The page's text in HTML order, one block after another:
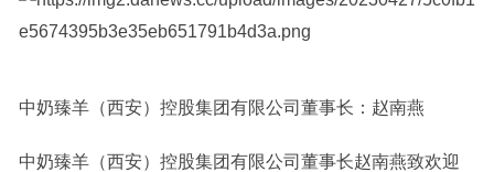
中奶臻羊（西安）控股集团有限公司董事长：赵南燕
中奶臻羊（西安）控股集团有限公司董事长赵南燕致欢迎